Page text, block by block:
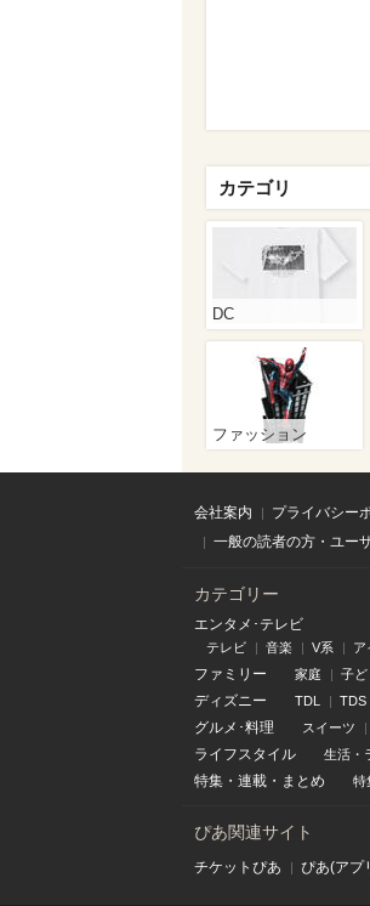
カテゴリ
DC
ファッション
会社案内 プライバシー
一般の読者の方・ユー
カテゴリー
エンタメ･テレビ
テレビ 音楽 V系 ア
ファミリー 家庭 子ど
ディズニー TDL TDS
グルメ･料理 スイーツ
ライフスタイル 生活・
特集 ・ 連載 ・ まとめ 特
ぴあ関連サイト
チケットぴあ ぴあ(アプ